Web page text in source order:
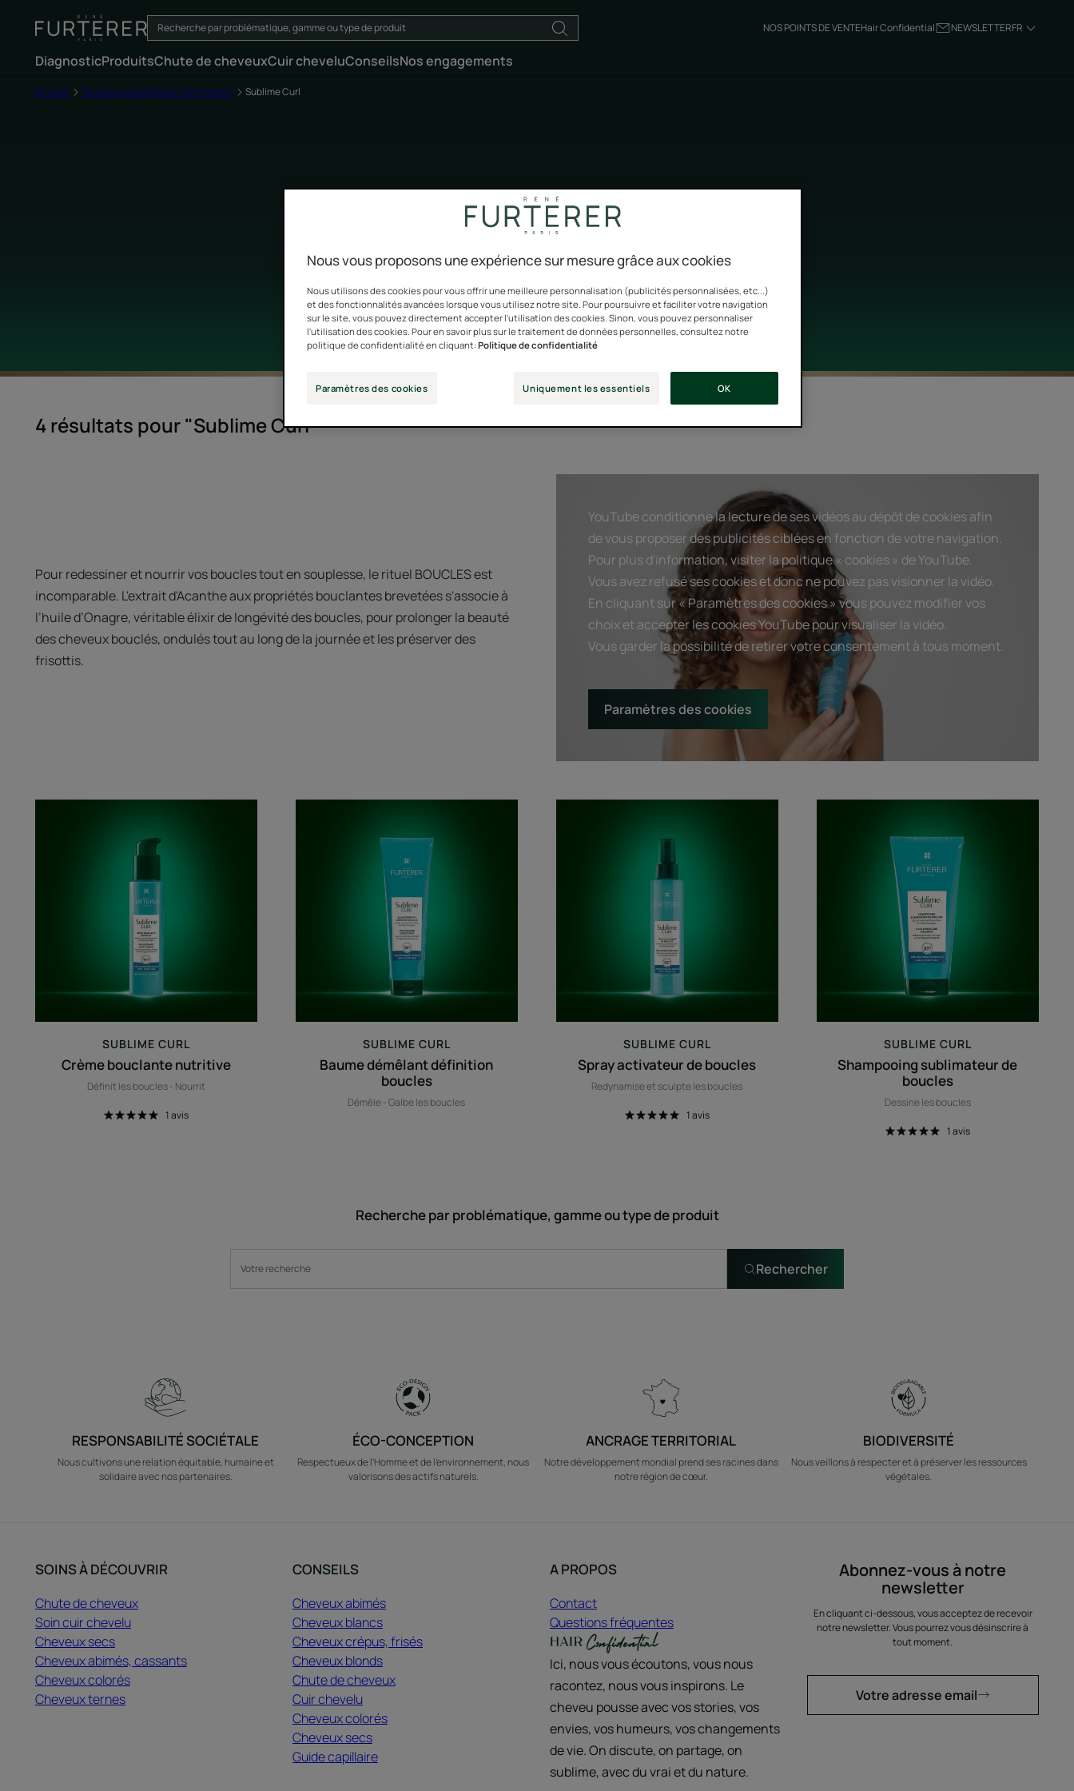
NOS POINTS DE VENTEHair Confidential NEWSLETTERFR
DiagnosticProduitsChute de cheveuxCuir cheveluConseilsNos engagements
Accueil Tous les produits pour vos cheveux Sublime Curl
Sublime Curl
Réveiller la nature sublime des boucles
4 résultats pour "Sublime Curl"
Pour redessiner et nourrir vos boucles tout en souplesse, le rituel BOUCLES est
incomparable. L'extrait d'Acanthe aux propriétés bouclantes brevetées s'associe à
l’huile d’Onagre, véritable élixir de longévité des boucles, pour prolonger la beauté
des cheveux bouclés, ondulés tout au long de la journée et les préserver des
frisottis.
YouTube conditionne la lecture de ses vidéos au dépôt de cookies afin
de vous proposer des publicités ciblées en fonction de votre navigation.
Pour plus d'information, visiter la politique « cookies » de YouTube.
Vous avez refusé ses cookies et donc ne pouvez pas visionner la vidéo.
En cliquant sur « Paramètres des cookies » vous pouvez modifier vos
choix et accepter les cookies YouTube pour visualiser la vidéo.
Vous garder la possibilité de retirer votre consentement à tous moment.
Paramètres des cookies
nutritive
SUBLIME CURL
Crème bouclante nutritive
Définit les boucles - Nourrit
1avis
définition
boucles
SUBLIME CURL
Baume démêlant définition
boucles
Démêle - Galbe les boucles
boucles
SUBLIME CURL
Spray activateur de boucles
Redynamise et sculpte les boucles
1avis
boucles
SUBLIME CURL
Shampooing sublimateur de
boucles
Dessine les boucles
1avis
Recherche par problématique, gamme ou type de produit
Rechercher
RESPONSABILITÉ SOCIÉTALE
Nous cultivons une relation équitable, humaine et
solidaire avec nos partenaires.
ÉCO-CONCEPTION
Respectueux de l’Homme et de l’environnement, nous
valorisons des actifs naturels.
ANCRAGE TERRITORIAL
Notre développement mondial prend ses racines dans
notre région de cœur.
BIODIVERSITÉ
Nous veillons à respecter et à préserver les ressources
végétales.
Abonnez-vous à notre
newsletter
En cliquant ci-dessous, vous acceptez de recevoir
notre newsletter. Vous pourrez vous désinscrire à
tout moment.
Votre adresse email
SOINS À DÉCOUVRIR
Chute de cheveux
Soin cuir chevelu
Cheveux secs
Cheveux abimés, cassants
Cheveux colorés
Cheveux ternes
CONSEILS
Cheveux abimés
Cheveux blancs
Cheveux crépus, frisés
Cheveux blonds
Chute de cheveux
Cuir chevelu
Cheveux colorés
Cheveux secs
Guide capillaire
A PROPOS
Contact
Questions fréquentes
Ici, nous vous écoutons, vous nous
racontez, nous vous inspirons. Le
cheveu pousse avec vos stories, vos
envies, vos humeurs, vos changements
de vie. On discute, on partage, on
sublime, avec du vrai et du nature.
Nous vous proposons une expérience sur mesure grâce aux cookies
Nous utilisons des cookies pour vous offrir une meilleure personnalisation (publicités personnalisées, etc...)
et des fonctionnalités avancées lorsque vous utilisez notre site. Pour poursuivre et faciliter votre navigation
sur le site, vous pouvez directement accepter l'utilisation des cookies. Sinon, vous pouvez personnaliser
l'utilisation des cookies. Pour en savoir plus sur le traitement de données personnelles, consultez notre
politique de confidentialité en cliquant:Politique de confidentialité
Paramètres des cookies Uniquement les essentiels OK